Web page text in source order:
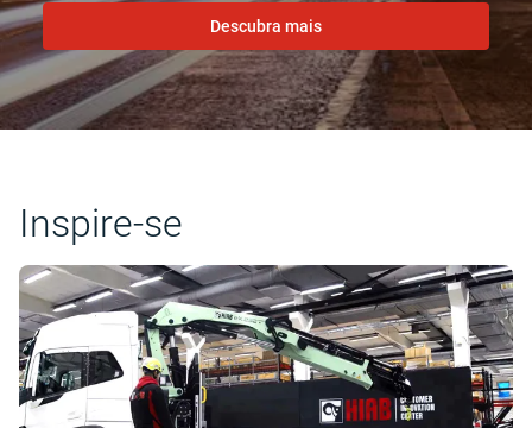
Descubra mais
Inspire-se